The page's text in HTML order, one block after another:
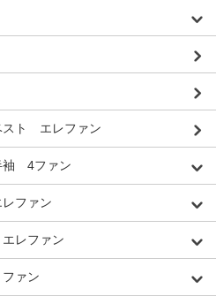
ト エレファン
袖 4ファン
ファン
レファン
ァン